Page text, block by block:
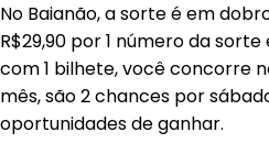
No Baianão, a sorte é em
R$29,90 por 1 número da sorte
com 1 bilhete, você concorre
mês, são 2 chances por
oportunidades de ganhar.